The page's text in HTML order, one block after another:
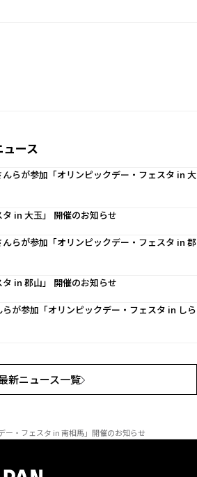
ース
らが参加「オリンピックデー・フェスタ in 大
タ in 大玉」 開催のお知らせ
らが参加「オリンピックデー・フェスタ in 郡
タ in 郡山」 開催のお知らせ
が参加「オリンピックデー・フェスタ in しら
新ニュース一覧
ー・フェスタ in 南相馬」開催のお知らせ